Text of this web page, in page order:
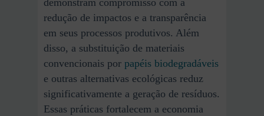
demonstram compromisso com a
redução de impactos e a transparência
em seus processos produtivos. Além
disso, a substituição de materiais
convencionais por papéis biodegradáveis
e outras alternativas ecológicas reduz
significativamente a geração de resíduos.
Essas práticas fortalecem a economia